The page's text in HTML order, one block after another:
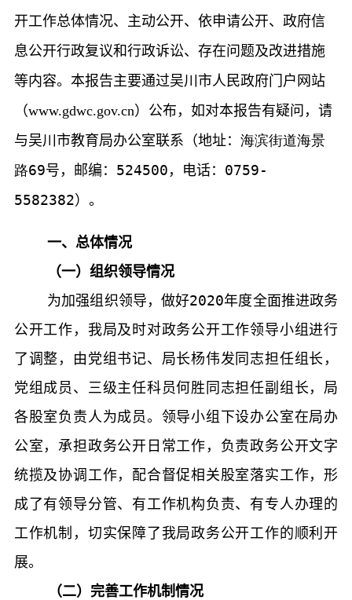
开工作总体情况、主动公开、依申请公开、政府信
息公开行政复议和行政诉讼、存在问题及改进措施
等内容。本报告主要通过吴川市人民政府门户网站
（www.gdwc.gov.cn）公布，如对本报告有疑问，请
与吴川市教育局办公室联系（地址： 海滨街道海景
路69号，邮编： 524500，电话： 0759-
5582382）。
一、总体情况
（一）组织领导情况
为加强组织领导，做好2020年度全面推进政务
公开工作，我局及时对政务公开工作领导小组进行
了调整，由党组书记、局长杨伟发同志担任组长，
党组成员、三级主任科员何胜同志担任副组长，局
各股室负责人为成员。领导小组下设办公室在局办
公室，承担政务公开日常工作，负责政务公开文字
统揽及协调工作，配合督促相关股室落实工作，形
成了有领导分管、有工作机构负责、有专人办理的
工作机制，切实保障了我局政务公开工作的顺利开
展。
（二）完善工作机制情况